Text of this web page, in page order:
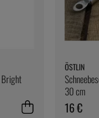
ÖSTLIN
30 cm
16 €